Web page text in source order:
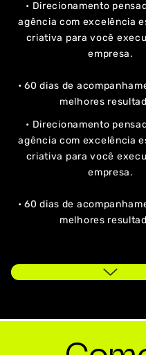
• Direcionamento
agência com excelência
criativa para você
empresa.
• 60 dias de
melhores
• Direcionamento
agência com excelência
criativa para você
empresa.
• 60 dias de
melhores